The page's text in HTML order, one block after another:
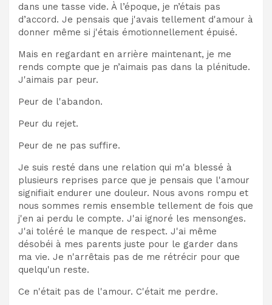
dans une tasse vide. À l’époque, je n’étais pas
d’accord. Je pensais que j'avais tellement d'amour à
donner même si j'étais émotionnellement épuisé.
Mais en regardant en arrière maintenant, je me
rends compte que je n’aimais pas dans la plénitude.
J'aimais par peur.
Peur de l'abandon.
Peur du rejet.
Peur de ne pas suffire.
Je suis resté dans une relation qui m'a blessé à
plusieurs reprises parce que je pensais que l'amour
signifiait endurer une douleur. Nous avons rompu et
nous sommes remis ensemble tellement de fois que
j'en ai perdu le compte. J'ai ignoré les mensonges.
J'ai toléré le manque de respect. J'ai même
désobéi à mes parents juste pour le garder dans
ma vie. Je n'arrêtais pas de me rétrécir pour que
quelqu'un reste.
Ce n'était pas de l'amour. C'était me perdre.